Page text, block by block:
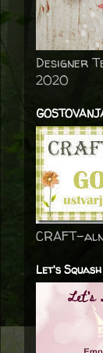
Designer
2020
CRAFT-
Let's